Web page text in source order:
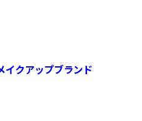
イクアップブランド